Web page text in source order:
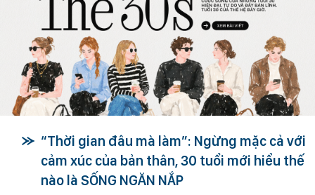
“Thời gian đâu mà làm”: Ngừng mặc cả với
cảm xúc của bản thân, 30 tuổi mới hiểu thế
nào là SỐNG NGĂN NẮP